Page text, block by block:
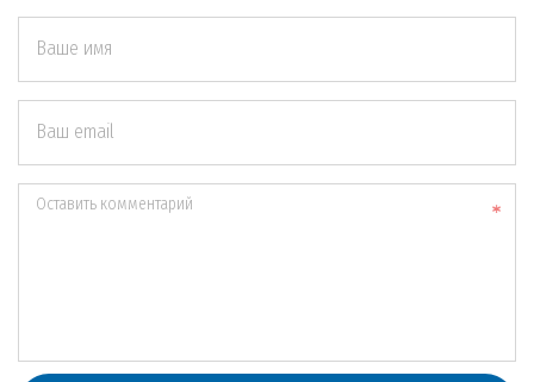
Ваше имя
Ваш email
Оставить комментарий